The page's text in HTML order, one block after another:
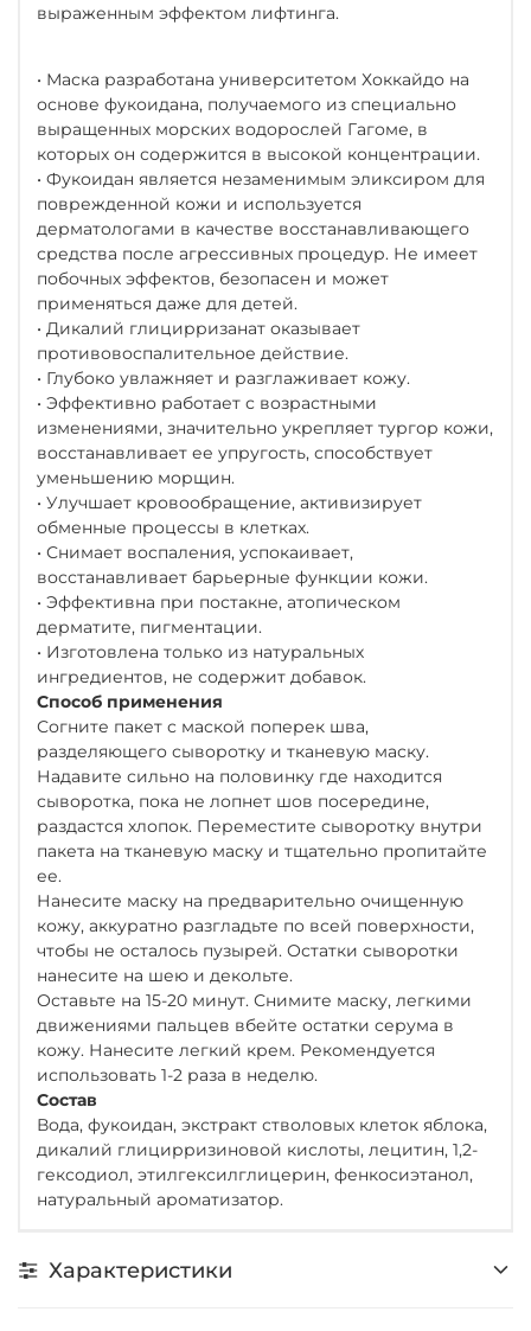
выраженным эффектом лифтинга.
• Маска разработана университетом Хоккайдо на
основе фукоидана, получаемого из специально
выращенных морских водорослей Гагоме, в
которых он содержится в высокой концентрации.
• Фукоидан является незаменимым эликсиром для
поврежденной кожи и используется
дерматологами в качестве восстанавливающего
средства после агрессивных процедур. Не имеет
побочных эффектов, безопасен и может
применяться даже для детей.
• Дикалий глицирризанат оказывает
противовоспалительное действие.
• Глубоко увлажняет и разглаживает кожу.
• Эффективно работает с возрастными
изменениями, значительно укрепляет тургор кожи,
восстанавливает ее упругость, способствует
уменьшению морщин.
• Улучшает кровообращение, активизирует
обменные процессы в клетках.
• Снимает воспаления, успокаивает,
восстанавливает барьерные функции кожи.
• Эффективна при постакне, атопическом
дерматите, пигментации.
• Изготовлена только из натуральных
ингредиентов, не содержит добавок.
Способ применения
Согните пакет с маской поперек шва,
разделяющего сыворотку и тканевую маску.
Надавите сильно на половинку где находится
сыворотка, пока не лопнет шов посередине,
раздастся хлопок. Переместите сыворотку внутри
пакета на тканевую маску и тщательно пропитайте
ее.
Нанесите маску на предварительно очищенную
кожу, аккуратно разгладьте по всей поверхности,
чтобы не осталось пузырей. Остатки сыворотки
нанесите на шею и декольте.
Оставьте на 15-20 минут. Снимите маску, легкими
движениями пальцев вбейте остатки серума в
кожу. Нанесите легкий крем. Рекомендуется
использовать 1-2 раза в неделю.
Состав
Вода, фукоидан, экстракт стволовых клеток яблока,
дикалий глицирризиновой кислоты, лецитин, 1,2-
гексодиол, этилгексилглицерин, фенкосиэтанол,
натуральный ароматизатор.
Характеристики